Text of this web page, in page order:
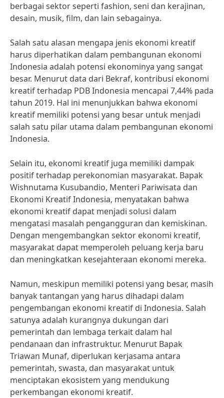
berbagai sektor seperti fashion, seni dan kerajinan,
desain, musik, film, dan lain sebagainya.
Salah satu alasan mengapa jenis ekonomi kreatif
harus diperhatikan dalam pembangunan ekonomi
Indonesia adalah potensi ekonominya yang sangat
besar. Menurut data dari Bekraf, kontribusi ekonomi
kreatif terhadap PDB Indonesia mencapai 7,44% pada
tahun 2019. Hal ini menunjukkan bahwa ekonomi
kreatif memiliki potensi yang besar untuk menjadi
salah satu pilar utama dalam pembangunan ekonomi
Indonesia.
Selain itu, ekonomi kreatif juga memiliki dampak
positif terhadap perekonomian masyarakat. Bapak
Wishnutama Kusubandio, Menteri Pariwisata dan
Ekonomi Kreatif Indonesia, menyatakan bahwa
ekonomi kreatif dapat menjadi solusi dalam
mengatasi masalah pengangguran dan kemiskinan.
Dengan mengembangkan sektor ekonomi kreatif,
masyarakat dapat memperoleh peluang kerja baru
dan meningkatkan kesejahteraan ekonomi mereka.
Namun, meskipun memiliki potensi yang besar, masih
banyak tantangan yang harus dihadapi dalam
pengembangan ekonomi kreatif di Indonesia. Salah
satunya adalah kurangnya dukungan dari
pemerintah dan lembaga terkait dalam hal
pendanaan dan infrastruktur. Menurut Bapak
Triawan Munaf, diperlukan kerjasama antara
pemerintah, swasta, dan masyarakat untuk
menciptakan ekosistem yang mendukung
perkembangan ekonomi kreatif.